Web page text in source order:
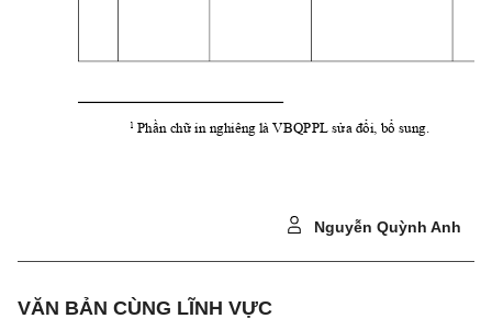
1 Phần chữ in nghiêng l VBQPPL sửa đổi, bổ sung.
Nguyễn Quỳnh Anh
VĂN BẢN CÙNG LĨNH VỰC